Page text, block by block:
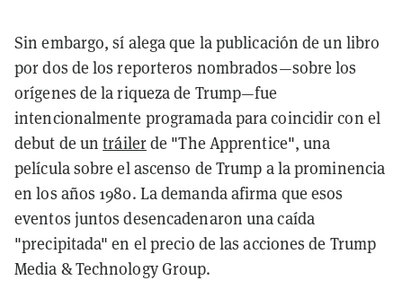
Sin embargo, sí alega que la publicación de un libro
por dos de los reporteros nombrados—sobre los
orígenes de la riqueza de Trump—fue
intencionalmente programada para coincidir con el
debut de untráilerde "The Apprentice", una
película sobre el ascenso de Trump a la prominencia
en los años 1980. La demanda afirma que esos
eventos juntos desencadenaron una caída
"precipitada" en el precio de las acciones de Trump
Media & Technology Group.